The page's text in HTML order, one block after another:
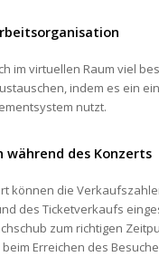
im virtuellen Raum viel
indem es ein
nutzt.
während des Konzerts
können die
des Ticketverkaufs
zum richtigen
Erreichen des